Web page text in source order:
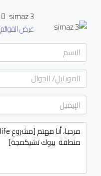
simaz 3
عرض القوائم